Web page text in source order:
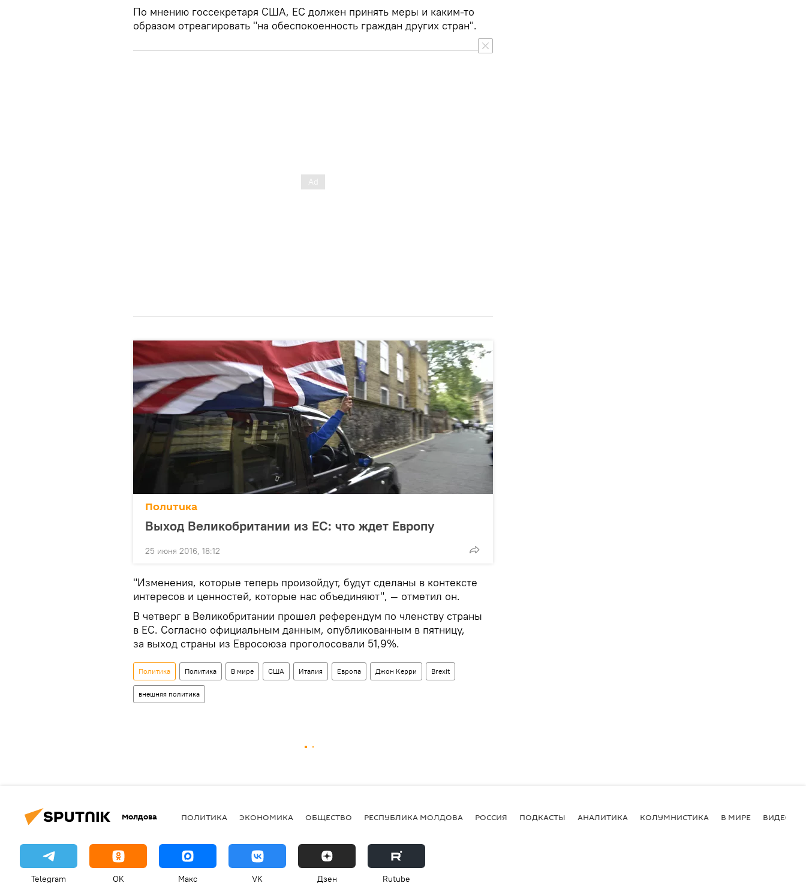
По мнению госсекретаря США, ЕС должен принять меры и каким-то
образом отреагировать "на обеспокоенность граждан других стран".
Политика
Выход Великобритании из ЕС: что ждет Европу
25 июня 2016, 18:12
"Изменения, которые теперь произойдут, будут сделаны в контексте
интересов и ценностей, которые нас объединяют", — отметил он.
В четверг в Великобритании прошел референдум по членству страны
в ЕС. Согласно официальным данным, опубликованным в пятницу,
за выход страны из Евросоюза проголосовали 51,9%.
Политика Политика В мире США Италия Европа Джон Керри Brexit
внешняя политика
Молдова ПОЛИТИКА ЭКОНОМИКА ОБЩЕСТВО РЕСПУБЛИКА МОЛДОВА РОССИЯ ПОДКАСТЫ АНАЛИТИКА КОЛУМНИСТИКА В МИРЕ ВИДЕО
Telegram OK Макс VK Дзен Rutube